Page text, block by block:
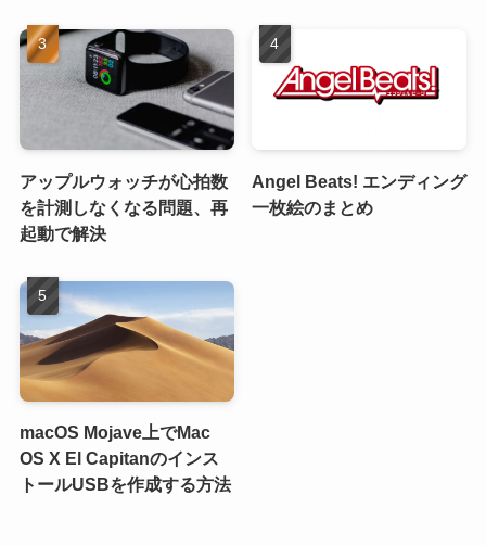
アップルウォッチが心拍数
を計測しなくなる問題、再
起動で解決
Angel Beats! エンディング
一枚絵のまとめ
macOS Mojave上でMac
OS X El Capitanのインス
トールUSBを作成する方法